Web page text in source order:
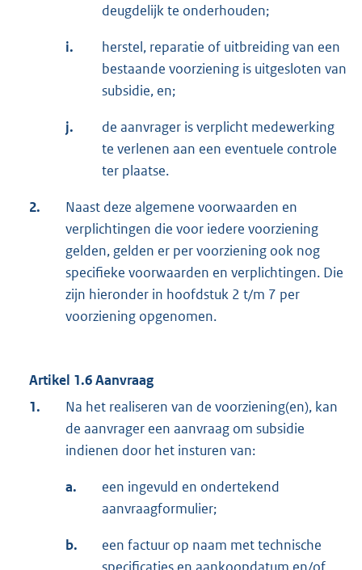
deugdelijk te onderhouden;
i.
herstel, reparatie of uitbreiding van een
bestaande voorziening is uitgesloten van
subsidie, en;
j.
de aanvrager is verplicht medewerking
te verlenen aan een eventuele controle
ter plaatse.
2.
Naast deze algemene voorwaarden en
verplichtingen die voor iedere voorziening
gelden, gelden er per voorziening ook nog
specifieke voorwaarden en verplichtingen. Die
zijn hieronder in hoofdstuk 2 t/m 7 per
voorziening opgenomen.
Artikel 1.6 Aanvraag
1.
Na het realiseren van de voorziening(en), kan
de aanvrager een aanvraag om subsidie
indienen door het insturen van:
a.
een ingevuld en ondertekend
aanvraagformulier;
b.
een factuur op naam met technische